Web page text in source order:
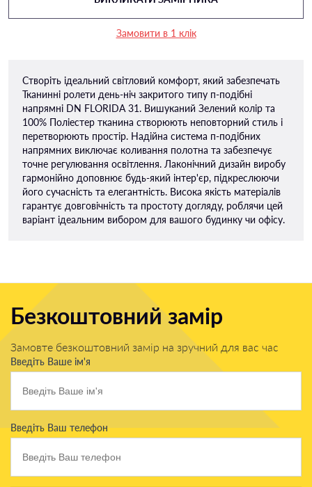
Замовити в 1 клік
Створіть ідеальний світловий комфорт, який забезпечать
Тканинні ролети день-ніч закритого типу п-подiбні
напрямні DN FLORIDA 31. Вишуканий Зелений колір та
100% Поліестер тканина створюють неповторний стиль і
перетворюють простір. Надійна система п-подібних
напрямних виключає коливання полотна та забезпечує
точне регулювання освітлення. Лаконічний дизайн виробу
гармонійно доповнює будь-який інтер'єр, підкреслюючи
його сучасність та елегантність. Висока якість матеріалів
гарантує довговічність та простоту догляду, роблячи цей
варіант ідеальним вибором для вашого будинку чи офісу.
Безкоштовний замір
Замовте безкоштовний замір на зручний для вас час
Введіть Ваше ім'я
Введіть Ваш телефон